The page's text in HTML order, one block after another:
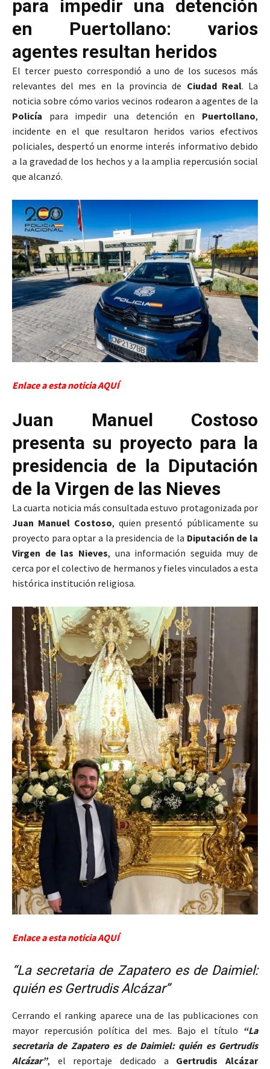
para impedir una detención
en Puertollano: varios
agentes resultan heridos
El tercer puesto correspondió a uno de los sucesos más
relevantes del mes en la provincia de Ciudad Real. La
noticia sobre cómo varios vecinos rodearon a agentes de la
Policía para impedir una detención en Puertollano,
incidente en el que resultaron heridos varios efectivos
policiales, despertó un enorme interés informativo debido
a la gravedad de los hechos y a la amplia repercusión social
que alcanzó.
Enlace a esta noticia AQUÍ
Juan Manuel Costoso
presenta su proyecto para la
presidencia de la Diputación
de la Virgen de las Nieves
La cuarta noticia más consultada estuvo protagonizada por
Juan Manuel Costoso, quien presentó públicamente su
proyecto para optar a la presidencia de la Diputación de la
Virgen de las Nieves, una información seguida muy de
cerca por el colectivo de hermanos y fieles vinculados a esta
histórica institución religiosa.
Enlace a esta noticia AQUÍ
“La secretaria de Zapatero es de Daimiel:
quién es Gertrudis Alcázar”
Cerrando el ranking aparece una de las publicaciones con
mayor repercusión política del mes. Bajo el título “La
secretaria de Zapatero es de Daimiel: quién es Gertrudis
Alcázar”, el reportaje dedicado a Gertrudis Alcázar